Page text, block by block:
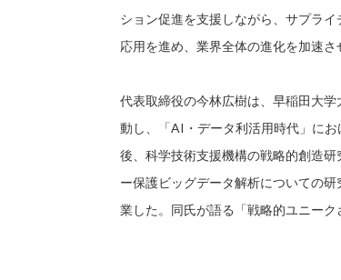
ション促進を支援しながら、サプラ
応用を進め、業界全体の進化を加速さ
代表取締役の今林広樹は、早稲田大
動し、「AI・データ利活用時代」に
後、科学技術支援機構の戦略的創造
ー保護ビッグデータ解析についての
業した。同氏が語る「戦略的ユニーク